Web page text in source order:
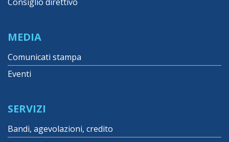
MEDIA
Comunicati stampa
Eventi
SERVIZI
Bandi, agevolazioni, credito